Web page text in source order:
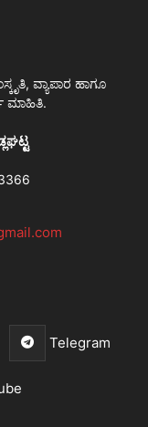
ವ್ಯಾಪಾರ ಹಾಗೂ
ಮಾಹಿತಿ.
Telegram